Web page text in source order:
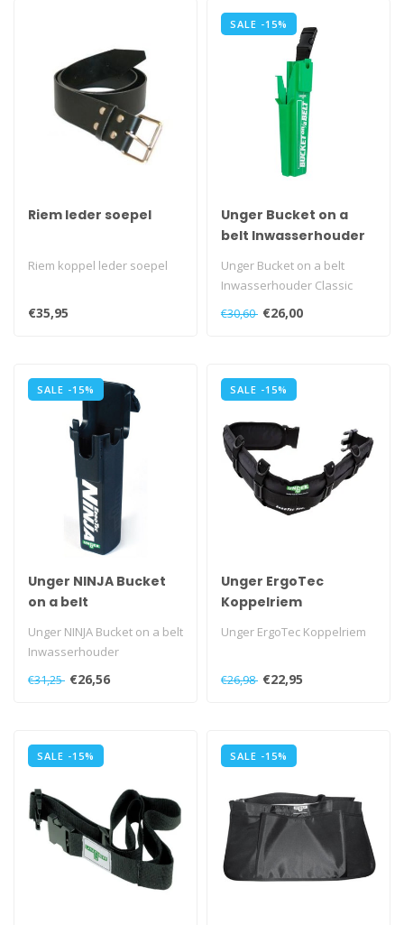
Riem leder soepel
Riem koppel leder soepel
€35,95
SALE -15%
Unger Bucket on a
belt Inwasserhouder
Unger Bucket on a belt
Inwasserhouder Classic
€30,60 €26,00
SALE -15%
Unger NINJA Bucket
on a belt
Unger NINJA Bucket on a belt
Inwasserhouder
€31,25 €26,56
SALE -15%
Unger ErgoTec
Koppelriem
Unger ErgoTec Koppelriem
€26,98 €22,95
SALE -15% SALE -15%